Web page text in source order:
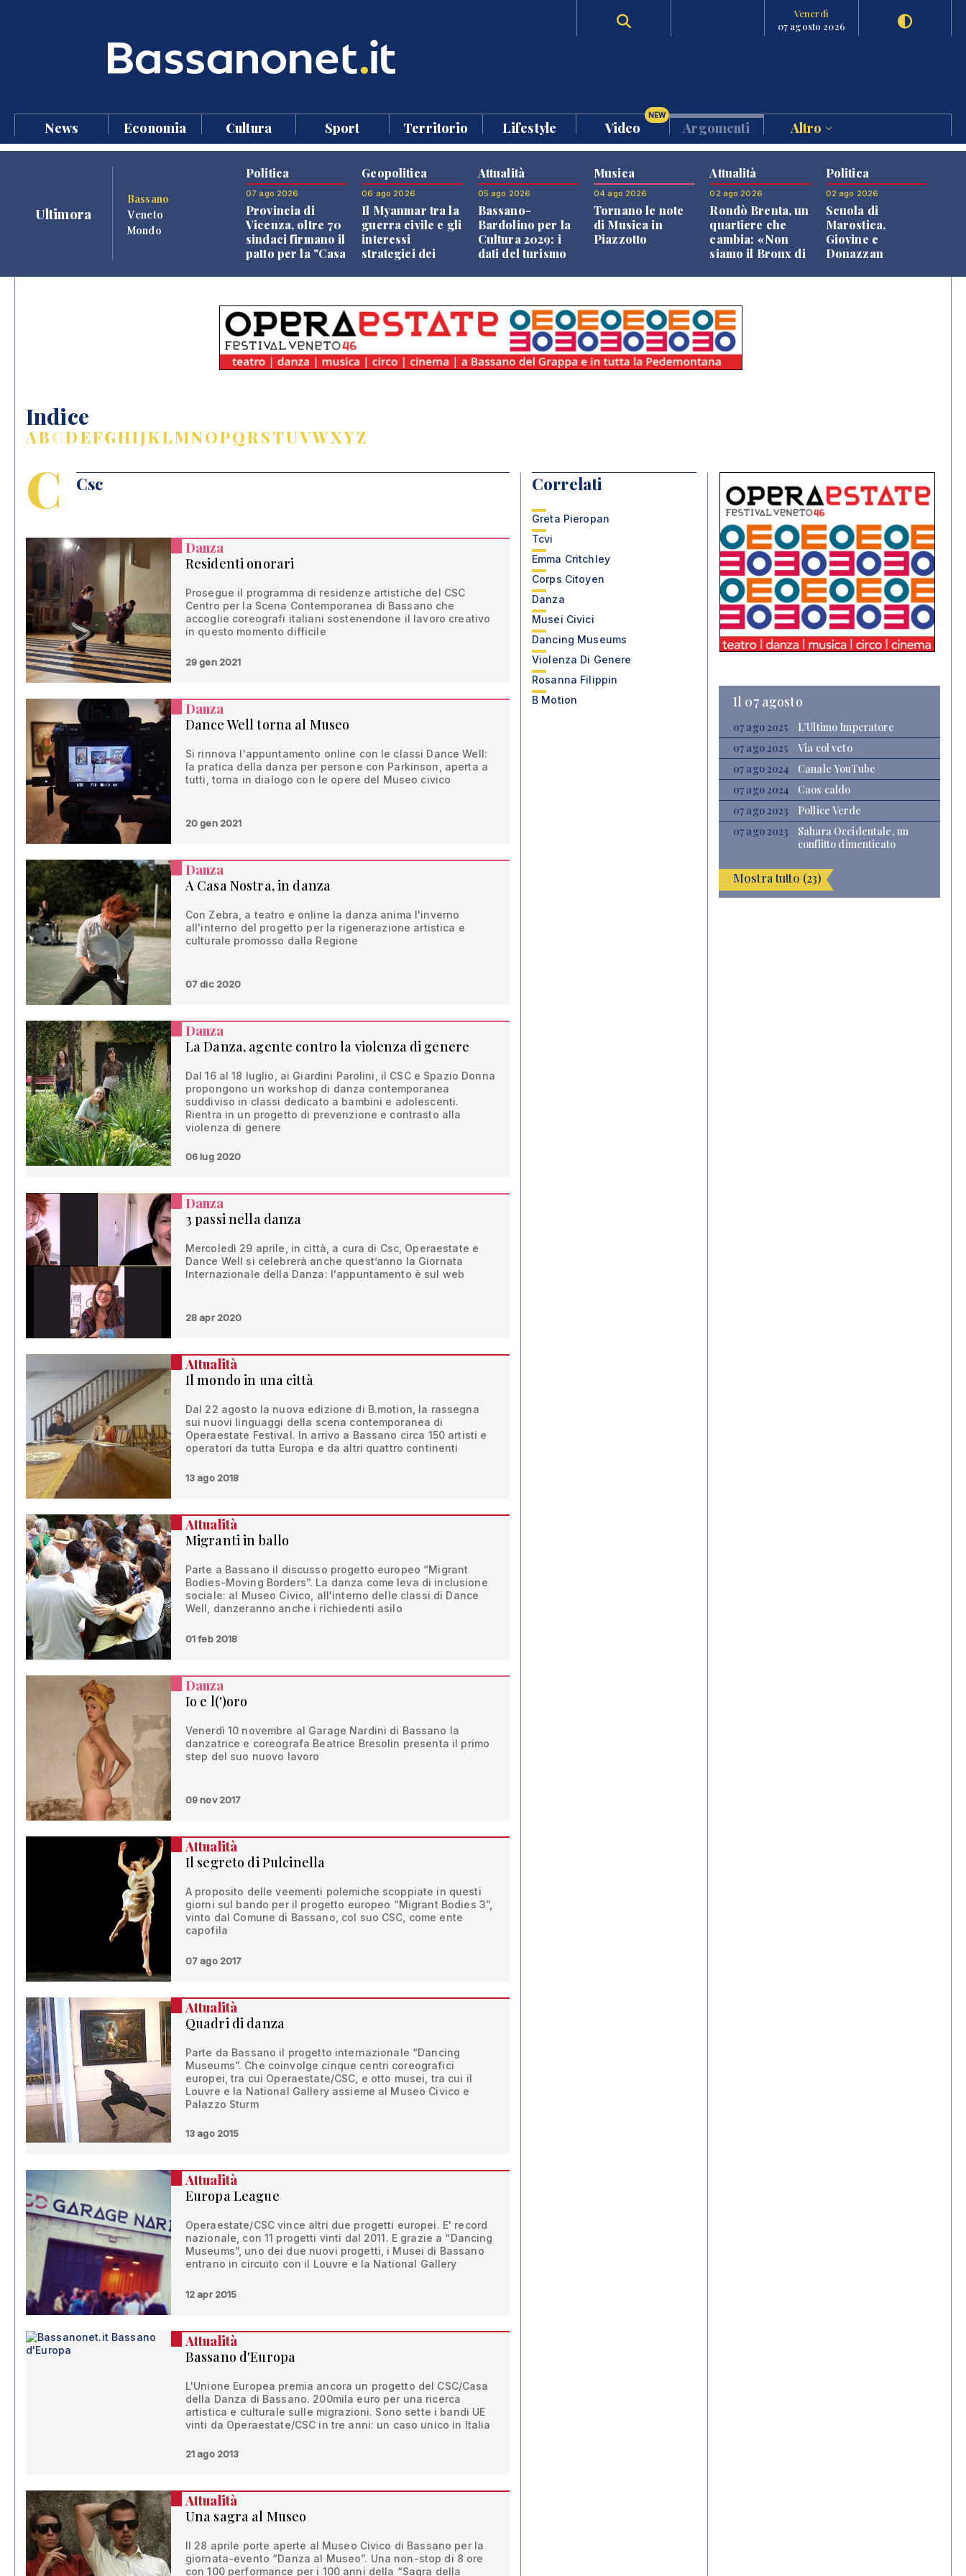
Venerdì
07 agosto 2026
News Economia Cultura Sport Territorio Lifestyle Video
NEW
Argomenti Altro
Ultimora
Bassano
Veneto
Mondo
Politica
07 ago 2026
Provincia di
Vicenza, oltre 70
sindaci firmano il
patto per la "Casa
Geopolitica
06 ago 2026
Il Myanmar tra la
guerra civile e gli
interessi
strategici dei
Attualità
05 ago 2026
Bassano-
Bardolino per la
Cultura 2029: i
dati del turismo
Musica
04 ago 2026
Tornano le note
di Musica in
Piazzotto
Attualità
02 ago 2026
Rondò Brenta, un
quartiere che
cambia: «Non
siamo il Bronx di
Politica
02 ago 2026
Scuola di
Marostica,
Giovine e
Donazzan
Indice
ABCDEFGHIJKLMNOPQRSTUVWXYZ
C Csc
Danza
Residenti onorari
Prosegue il programma di residenze artistiche del CSC
Centro per la Scena Contemporanea di Bassano che
accoglie coreografi italiani sostenendone il lavoro creativo
in questo momento difficile
29 gen 2021
Danza
Dance Well torna al Museo
Si rinnova l'appuntamento online con le classi Dance Well:
la pratica della danza per persone con Parkinson, aperta a
tutti, torna in dialogo con le opere del Museo civico
20 gen 2021
Danza
A Casa Nostra, in danza
Con Zebra, a teatro e online la danza anima l'inverno
all'interno del progetto per la rigenerazione artistica e
culturale promosso dalla Regione
07 dic 2020
Danza
La Danza, agente contro la violenza di genere
Dal 16 al 18 luglio, ai Giardini Parolini, il CSC e Spazio Donna
propongono un workshop di danza contemporanea
suddiviso in classi dedicato a bambini e adolescenti.
Rientra in un progetto di prevenzione e contrasto alla
violenza di genere
06 lug 2020
Danza
3 passi nella danza
Mercoledì 29 aprile, in città, a cura di Csc, Operaestate e
Dance Well si celebrerà anche quest’anno la Giornata
Internazionale della Danza: l'appuntamento è sul web
28 apr 2020
Attualità
Il mondo in una città
Dal 22 agosto la nuova edizione di B.motion, la rassegna
sui nuovi linguaggi della scena contemporanea di
Operaestate Festival. In arrivo a Bassano circa 150 artisti e
operatori da tutta Europa e da altri quattro continenti
13 ago 2018
Attualità
Migranti in ballo
Parte a Bassano il discusso progetto europeo “Migrant
Bodies-Moving Borders”. La danza come leva di inclusione
sociale: al Museo Civico, all'interno delle classi di Dance
Well, danzeranno anche i richiedenti asilo
01 feb 2018
Danza
Io e l(')oro
Venerdì 10 novembre al Garage Nardini di Bassano la
danzatrice e coreografa Beatrice Bresolin presenta il primo
step del suo nuovo lavoro
09 nov 2017
Attualità
Il segreto di Pulcinella
A proposito delle veementi polemiche scoppiate in questi
giorni sul bando per il progetto europeo “Migrant Bodies 3”,
vinto dal Comune di Bassano, col suo CSC, come ente
capofila
07 ago 2017
Attualità
Quadri di danza
Parte da Bassano il progetto internazionale “Dancing
Museums”. Che coinvolge cinque centri coreografici
europei, tra cui Operaestate/CSC, e otto musei, tra cui il
Louvre e la National Gallery assieme al Museo Civico e
Palazzo Sturm
13 ago 2015
Attualità
Europa League
Operaestate/CSC vince altri due progetti europei. E' record
nazionale, con 11 progetti vinti dal 2011. E grazie a “Dancing
Museums”, uno dei due nuovi progetti, i Musei di Bassano
entrano in circuito con il Louvre e la National Gallery
12 apr 2015
Attualità
Bassano d'Europa
L'Unione Europea premia ancora un progetto del CSC/Casa
della Danza di Bassano. 200mila euro per una ricerca
artistica e culturale sulle migrazioni. Sono sette i bandi UE
vinti da Operaestate/CSC in tre anni: un caso unico in Italia
21 ago 2013
Attualità
Una sagra al Museo
Il 28 aprile porte aperte al Museo Civico di Bassano per la
giornata-evento “Danza al Museo”. Una non-stop di 8 ore
con 100 performance per i 100 anni della “Sagra della
Correlati
Greta Pieropan
Tcvi
Emma Critchley
Corps Citoyen
Danza
Musei Civici
Dancing Museums
Violenza Di Genere
Rosanna Filippin
B Motion
Il 07 agosto
07 ago 2025
L’Ultimo Imperatore
07 ago 2025
Via col veto
07 ago 2024
Canale YouTube
07 ago 2024
Caos caldo
07 ago 2023
Pollice Verde
07 ago 2023
Sahara Occidentale, un
conflitto dimenticato
Mostra tutto (23)